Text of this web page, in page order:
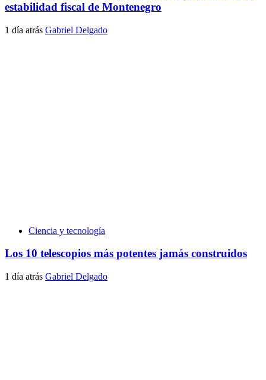
estabilidad fiscal de Montenegro
1 día atrás Gabriel Delgado
Ciencia y tecnología
Los 10 telescopios más potentes jamás construidos
1 día atrás Gabriel Delgado